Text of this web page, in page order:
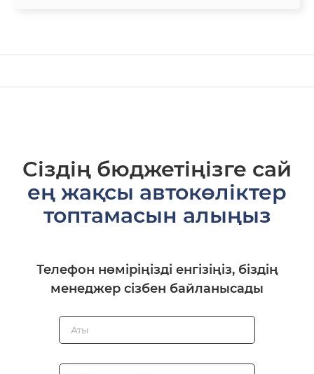
Сіздің бюджетіңізге сай
ең жақсы автокөліктер
топтамасын алыңыз
Телефон нөміріңізді енгізіңіз, біздің
менеджер сізбен байланысады